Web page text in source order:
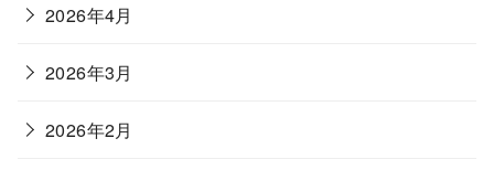
2026年4月
2026年3月
2026年2月